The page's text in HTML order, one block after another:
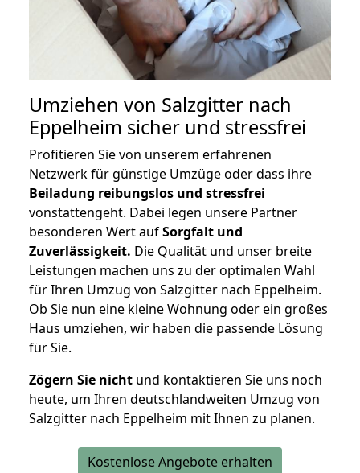
Umziehen von Salzgitter nach
Eppelheim sicher und stressfrei
Profitieren Sie von unserem erfahrenen
Netzwerk für günstige Umzüge oder dass ihre
Beiladung reibungslos und stressfrei
vonstattengeht. Dabei legen unsere Partner
besonderen Wert aufSorgfalt und
Zuverlässigkeit. Die Qualität und unser breite
Leistungen machen uns zu der optimalen Wahl
für Ihren Umzug von Salzgitter nach Eppelheim.
Ob Sie nun eine kleine Wohnung oder ein großes
Haus umziehen, wir haben die passende Lösung
für Sie.
Zögern Sie nicht und kontaktieren Sie uns noch
heute, um Ihren deutschlandweiten Umzug von
Salzgitter nach Eppelheim mit Ihnen zu planen.
Kostenlose Angebote erhalten